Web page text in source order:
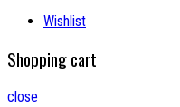
Wishlist
Shopping cart
close